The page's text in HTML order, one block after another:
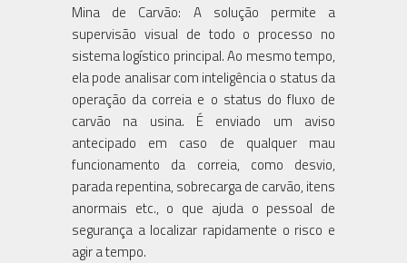
Mina de Carvão: A solução permite a
supervisão visual de todo o processo no
sistema logístico principal. Ao mesmo tempo,
ela pode analisar com inteligência o status da
operação da correia e o status do fluxo de
carvão na usina. É enviado um aviso
antecipado em caso de qualquer mau
funcionamento da correia, como desvio,
parada repentina, sobrecarga de carvão, itens
anormais etc., o que ajuda o pessoal de
segurança a localizar rapidamente o risco e
agir a tempo.